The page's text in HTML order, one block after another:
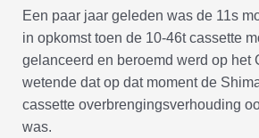
Een paar jaar geleden was de 11s
in opkomst toen de 10-46t cassette
gelanceerd en beroemd werd op het
wetende dat op dat moment de
cassette overbrengingsverhouding
was.